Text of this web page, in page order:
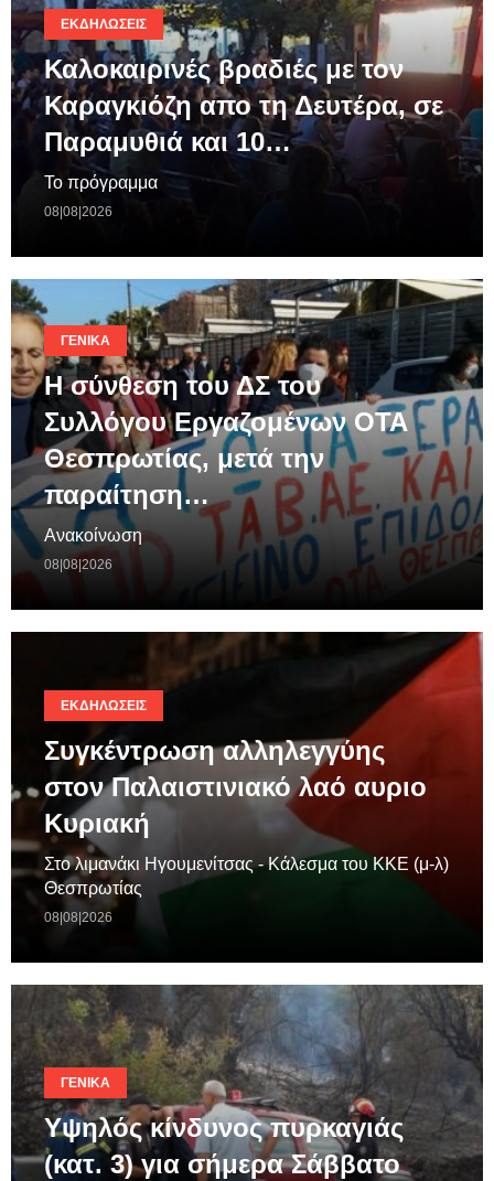
ΕΚΔΗΛΏΣΕΙΣ
Καλοκαιρινές βραδιές με τον
Καραγκιόζη απο τη Δευτέρα, σε
Παραμυθιά και 10…
Το πρόγραμμα
08|08|2026
ΓΕΝΙΚΆ
Η σύνθεση του ΔΣ του
Συλλόγου Εργαζομένων ΟΤΑ
Θεσπρωτίας, μετά την
παραίτηση…
Ανακοίνωση
08|08|2026
ΕΚΔΗΛΏΣΕΙΣ
Συγκέντρωση αλληλεγγύης
στον Παλαιστινιακό λαό αυριο
Κυριακή
Στο λιμανάκι Ηγουμενίτσας - Κάλεσμα του ΚΚΕ (μ-λ)
Θεσπρωτίας
08|08|2026
ΓΕΝΙΚΆ
Υψηλός κίνδυνος πυρκαγιάς
(κατ. 3) για σήμερα Σάββατο